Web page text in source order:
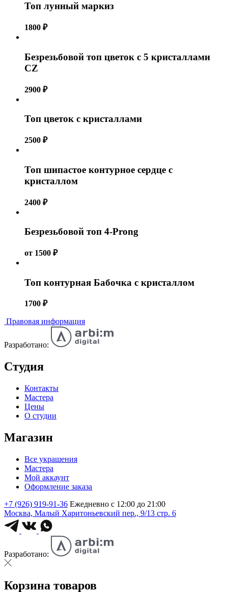
Топ лунный маркиз
1800 ₽
Безрезьбовой топ цветок с 5 кристаллами
CZ
2900 ₽
Топ цветок с кристаллами
2500 ₽
Топ шипастое контурное сердце с
кристаллом
2400 ₽
Безрезьбовой топ 4-Prong
от 1500 ₽
Топ контурная Бабочка с кристаллом
1700 ₽
Правовая информация
Разработано:
Студия
Контакты
Мастера
Цены
О студии
Магазин
Все украшения
Мастера
Мой аккаунт
Оформление заказа
+7 (926) 919-91-36 Ежедневно с 12:00 до 21:00
Москва, Малый Харитоньевский пер., 9/13 стр. 6
Разработано:
Корзина товаров